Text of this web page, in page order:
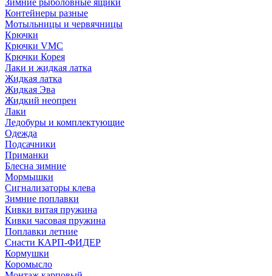
Зимние рыболовные ящики
Контейнеры разные
Мотыльницы и червячницы
Крючки
Крючки VMC
Крючки Корея
Лаки и жидкая латка
Жидкая латка
Жидкая Эва
Жидкий неопрен
Лаки
Ледобуры и комплектующие
Одежда
Подсачники
Приманки
Блесна зимние
Мормышки
Сигнализаторы клева
Зимние поплавки
Кивки витая пружина
Кивки часовая пружина
Поплавки летние
Снасти КАРП-ФИДЕР
Кормушки
Коромысло